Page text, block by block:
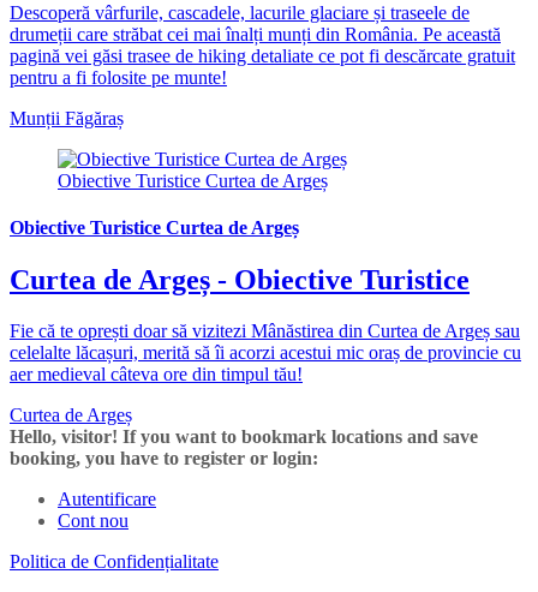
Descoperă vârfurile, cascadele, lacurile glaciare și traseele de
drumeții care străbat cei mai înalți munți din România. Pe această
pagină vei găsi trasee de hiking detaliate ce pot fi descărcate gratuit
pentru a fi folosite pe munte!
Munții Făgăraș
Obiective Turistice Curtea de Argeș
Obiective Turistice Curtea de Argeș
Curtea de Argeș - Obiective Turistice
Fie că te oprești doar să vizitezi Mânăstirea din Curtea de Argeș sau
celelalte lăcașuri, merită să îi acorzi acestui mic oraș de provincie cu
aer medieval câteva ore din timpul tău!
Curtea de Argeș
Hello, visitor! If you want to bookmark locations and save
booking, you have to register or login:
Autentificare
Cont nou
Politica de Confidențialitate